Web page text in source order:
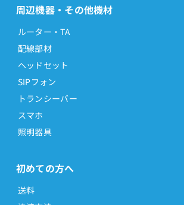
周辺機器・その他機材
ルーター・TA
配線部材
ヘッドセット
SIPフォン
トランシーバー
スマホ
照明器具
初めての方へ
送料